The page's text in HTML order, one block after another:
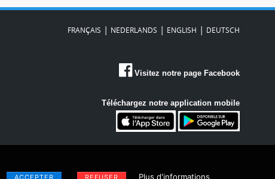
ACCEPTER REFUSER Plus d'informations
FRANÇAIS | NEDERLANDS | ENGLISH | DEUTSCH
Visitez notre page Facebook
Téléchargez notre application mobile